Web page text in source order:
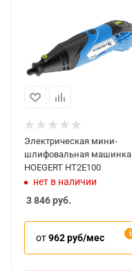
Электрическая мини-
шлифовальная машинка
HOEGERT HT2E100
нет в наличии
3 846руб.
от962 руб/мес